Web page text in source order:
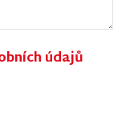
údajů